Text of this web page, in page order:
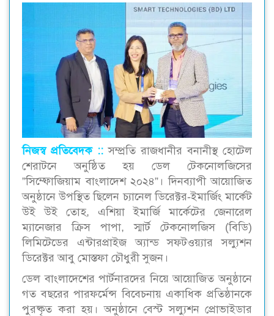
নিজস্ব প্রতিবেদক ::‌ সম্প্রতি রাজধানীর বনানীস্থ হোটেল
শেরাটনে অনুষ্ঠিত হয় ডেল টেকনোলজিসের
”সিম্ফোজিয়াম বাংলাদেশ ২০২৪”। দিনব্যাপী আয়োজিত
অনুষ্ঠানে উপস্থিত ছিলেন চ্যানেল ডিরেক্টর-ইমার্জিং মার্কেট
উই উই তোহ, এশিয়া ইমার্জি মার্কেটের জেনারেল
ম্যানেজার ক্রিস পাপা, স্মার্ট টেকনোলজিস (বিডি)
লিমিটেডের এন্টারপ্রাইজ অ্যান্ড সফটওয়্যার সল্যুশন
ডিরেক্টর আবু মোস্তফা চৌধুরী সুজন।
ডেল বাংলাদেশের পার্টনারদের নিয়ে আয়োজিত অনুষ্ঠানে
গত বছরের পারফর্মেন্স বিবেচনায় একাধিক প্রতিষ্ঠানকে
পুরষ্কৃত করা হয়। অনুষ্ঠানে বেস্ট সল্যুশন প্রোভাইডার